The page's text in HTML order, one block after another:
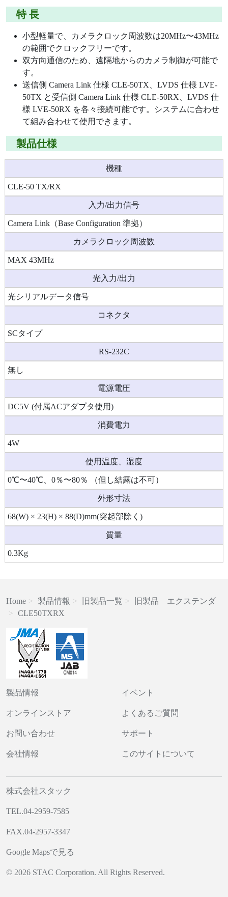
特 長
小型軽量で、カメラクロック周波数は20MHz〜43MHz
の範囲でクロックフリーです。
双方向通信のため、遠隔地からのカメラ制御が可能で
す。
送信側 Camera Link 仕様 CLE-50TX、LVDS 仕様 LVE-
50TX と受信側 Camera Link 仕様 CLE-50RX、LVDS 仕
様 LVE-50RX を各々接続可能です。システムに合わせ
て組み合わせて使用できます。
製品仕様
機種
CLE-50 TX/RX
入力/出力信号
Camera Link（Base Configuration 準拠）
カメラクロック周波数
MAX 43MHz
光入力/出力
光シリアルデータ信号
コネクタ
SCタイプ
RS-232C
無し
電源電圧
DC5V (付属ACアダプタ使用)
消費電力
4W
使用温度、湿度
0℃〜40℃、0％〜80％ （但し結露は不可）
外形寸法
68(W) × 23(H) × 88(D)mm(突起部除く)
質量
0.3Kg
Home 製品情報 旧製品一覧
旧製品 エクステンダ
CLE50TXRX
製品情報
オンラインストア
お問い合わせ
会社情報
イベント
よくあるご質問
サポート
このサイトについて
株式会社スタック
TEL.04-2959-7585
FAX.04-2957-3347
Google Mapsで見る
© 2026 STAC Corporation. All Rights Reserved.